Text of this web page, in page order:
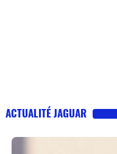
ACTUALITÉ JAGUAR